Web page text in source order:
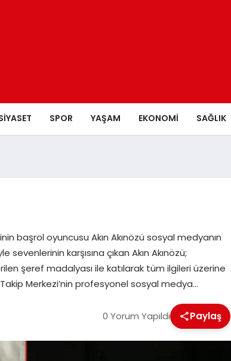
SPOR YAŞAM EKONOMI SAĞLIK
başrol oyuncusu Akın Akınözü sosyal medyanın
karşısına çıkan Akın Akınözü;
şeref madalyası ile katılarak tüm ilgileri üzerine
Merkezi’nin profesyonel sosyal medya…
0 Yorum Yapıldı Paylaş